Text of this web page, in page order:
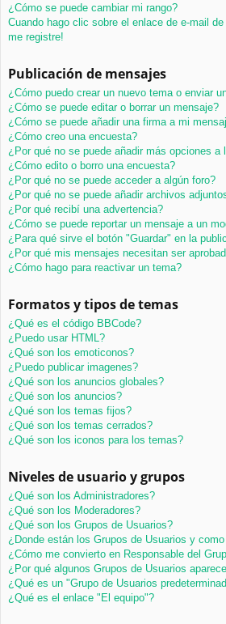
¿Cómo se puede cambiar mi rango?
Cuando hago clic sobre el enlace de e-mail
me registre!
Publicación de mensajes
¿Cómo puedo crear un nuevo tema o enviar
¿Cómo se puede editar o borrar un mensaje?
¿Cómo se puede añadir una firma a mi
¿Cómo creo una encuesta?
¿Por qué no se puede añadir más opciones a
¿Cómo edito o borro una encuesta?
¿Por qué no se puede acceder a algún foro?
¿Por qué no se puede añadir archivos
¿Por qué recibí una advertencia?
¿Cómo se puede reportar un mensaje a un
¿Para qué sirve el botón "Guardar" en la
¿Por qué mis mensajes necesitan ser
¿Cómo hago para reactivar un tema?
Formatos y tipos de temas
¿Qué es el código BBCode?
¿Puedo usar HTML?
¿Qué son los emoticonos?
¿Puedo publicar imagenes?
¿Qué son los anuncios globales?
¿Qué son los anuncios?
¿Qué son los temas fijos?
¿Qué son los temas cerrados?
¿Qué son los iconos para los temas?
Niveles de usuario y grupos
¿Qué son los Administradores?
¿Qué son los Moderadores?
¿Qué son los Grupos de Usuarios?
¿Donde están los Grupos de Usuarios y
¿Cómo me convierto en Responsable del
¿Por qué algunos Grupos de Usuarios
¿Qué es un "Grupo de Usuarios
¿Qué es el enlace "El equipo"?